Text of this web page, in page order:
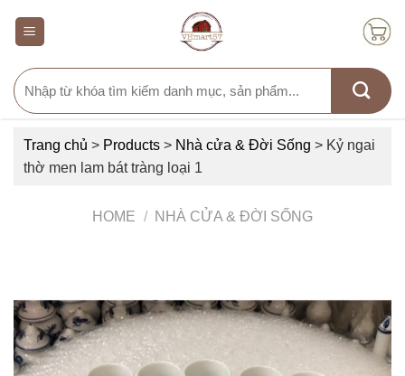
Search
for:
Trang chủ > Products > Nhà cửa & Đời Sống > Kỷ ngai
thờ men lam bát tràng loại 1
HOME / NHÀ CỬA & ĐỜI SỐNG